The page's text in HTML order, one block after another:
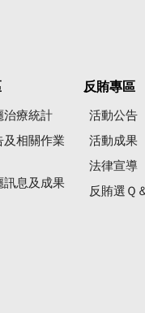
治療統計
及相關作業
訊息及成果
反賄專區
活動公告
活動成果
法律宣導
反賄選Ｑ